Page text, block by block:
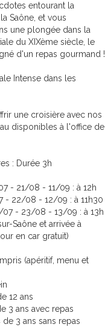
entourant la
Saône, et vous
une plongée dans la
du XIXème siècle, le
d'un repas gourmand !
Intense dans les
une croisière avec nos
disponibles à l'office de
: Durée 3h
- 21/08 - 11/09 : à 12h
- 22/08 - 12/09 : à 11h30
07 - 23/08 - 13/09 : à 13h
Saône et arrivée à
en car gratuit)
(apéritif, menu et
12 ans
3 ans avec repas
de 3 ans sans repas